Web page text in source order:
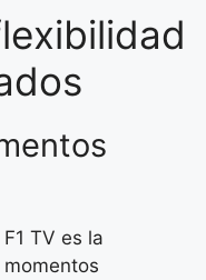
TV es la